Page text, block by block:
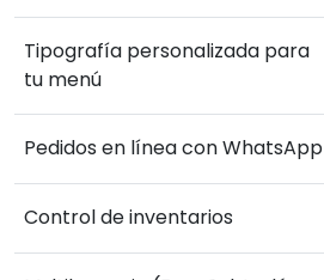
Tipografía personalizada para
tu menú
Pedidos en línea con WhatsApp
Control de inventarios